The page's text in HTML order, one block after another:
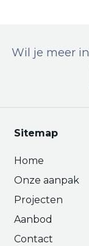
Wil je meer
Sitemap
Home
Onze aanpak
Projecten
Aanbod
Contact